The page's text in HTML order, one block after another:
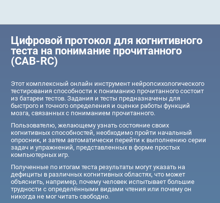
Цифровой протокол для когнитивного
теста на понимание прочитанного
(CAB-RC)
Этот комплексный онлайн инструмент нейропсихологического
тестирования способности к пониманию прочитанного состоит
из батареи тестов. Задания и тесты предназначены для
быстрого и точного определения и оценки работы функций
мозга, связанных с пониманием прочитанного.
Пользователю, желающему узнать состояние своих
когнитивных способностей, необходимо пройти начальный
опросник, и затем автоматически перейти к выполнению серии
задач и упражнений, представленных в форме простых
компьютерных игр.
Полученные по итогам теста результаты могут указать на
дефициты в различных когнитивных областях, что может
объяснить, например, почему человек испытывает большие
трудности с определёнными видами чтения или почему он
никогда не мог читать свободно.